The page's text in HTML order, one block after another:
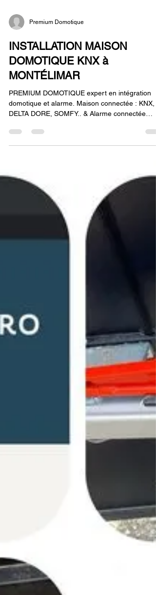
Premium Domotique
INSTALLATION MAISON
DOMOTIQUE KNX à
MONTÉLIMAR
PREMIUM DOMOTIQUE expert en intégration